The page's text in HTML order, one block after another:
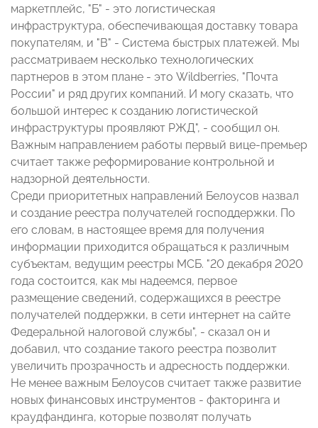
маркетплейс, "Б" - это логистическая
инфраструктура, обеспечивающая доставку товара
покупателям, и "В" - Система быстрых платежей. Мы
рассматриваем несколько технологических
партнеров в этом плане - это Wildberries, "Почта
России" и ряд других компаний. И могу сказать, что
большой интерес к созданию логистической
инфраструктуры проявляют РЖД", - сообщил он.
Важным направлением работы первый вице-премьер
считает также реформирование контрольной и
надзорной деятельности.
Среди приоритетных направлений Белоусов назвал
и создание реестра получателей господдержки. По
его словам, в настоящее время для получения
информации приходится обращаться к различным
субъектам, ведущим реестры МСБ. "20 декабря 2020
года состоится, как мы надеемся, первое
размещение сведений, содержащихся в реестре
получателей поддержки, в сети интернет на сайте
Федеральной налоговой службы", - сказал он и
добавил, что создание такого реестра позволит
увеличить прозрачность и адресность поддержки.
Не менее важным Белоусов считает также развитие
новых финансовых инструментов - факторинга и
краудфандинга, которые позволят получать